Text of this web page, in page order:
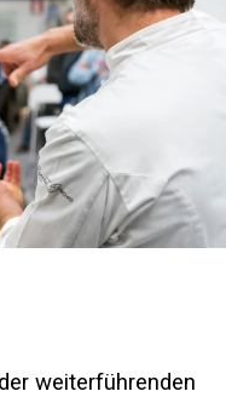
weiterführenden